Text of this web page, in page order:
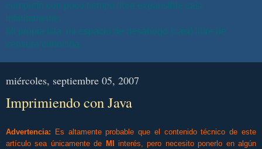
computín con poco tiempo libre,expansible casi
infinitamente.
Mi propia Isla, mi espacio de desahogo (casi) libre de
censura conocida.
miércoles, septiembre 05, 2007
Imprimiendo con Java
Advertencia: Es altamente probable que el contenido técnico de este
artículo sea únicamente de MI
interés, pero necesito ponerlo en algún